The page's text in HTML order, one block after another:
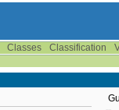
Classes Classification